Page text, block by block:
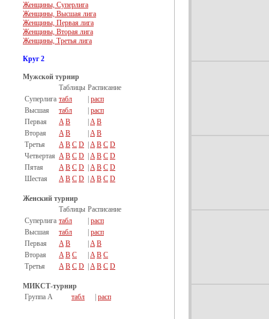
Женщины, Суперлига
Женщины, Высшая лига
Женщины, Первая лига
Женщины, Вторая лига
Женщины, Третья лига
Круг 2
Мужской турнир
Таблицы Расписание
Суперлига табл
расп
Высшая
табл
расп
Первая
A B A B
Вторая
A B A B
Третья
A B C D A B C D
Четвертая A B C D A B C D
Пятая
A B C D A B C D
Шестая
A B C D A B C D
Женский турнир
Таблицы Расписание
Суперлига табл
расп
Высшая
табл
расп
Первая
A B A B
Вторая
A B C A B C
Третья
A B C D A B C D
МИКСТ-турнир
Группа А
табл расп